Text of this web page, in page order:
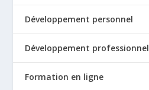
Développement personnel
Développement professionnel
Formation en ligne